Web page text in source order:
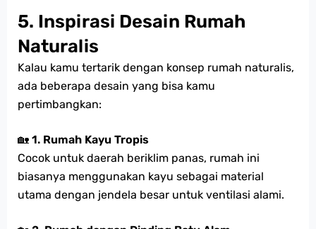
5. Inspirasi Desain Rumah
Naturalis
Kalau kamu tertarik dengan konsep rumah naturalis,
ada beberapa desain yang bisa kamu
pertimbangkan:
🏡 1. Rumah Kayu Tropis
Cocok untuk daerah beriklim panas, rumah ini
biasanya menggunakan kayu sebagai material
utama dengan jendela besar untuk ventilasi alami.